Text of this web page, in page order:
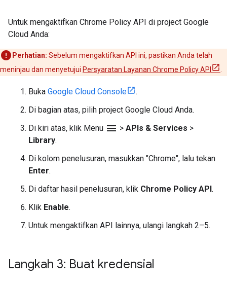
Untuk mengaktifkan Chrome Policy API di project Google
Cloud Anda:
Perhatian: Sebelum mengaktifkan API ini, pastikan Anda telah
meninjau dan menyetujui Persyaratan Layanan Chrome Policy API
Buka Google Cloud Console
.
Di bagian atas, pilih project Google Cloud Anda.
Di kiri atas, klik Menu menu > APIs & Services >
Library.
Di kolom penelusuran, masukkan "Chrome", lalu tekan
Enter.
Di daftar hasil penelusuran, klik Chrome Policy API.
Klik Enable.
Untuk mengaktifkan API lainnya, ulangi langkah 2–5.
Langkah 3: Buat kredensial